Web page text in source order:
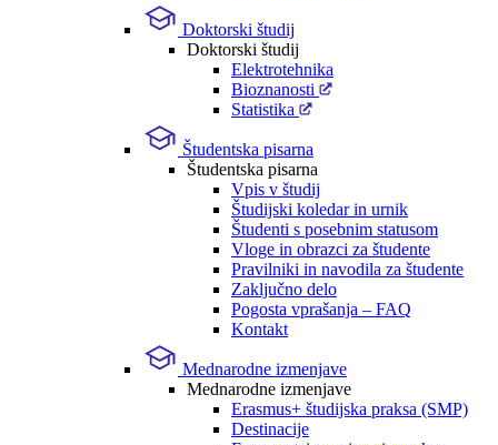
Doktorski študij
Doktorski študij
Elektrotehnika
Bioznanosti
Statistika
Študentska pisarna
Študentska pisarna
Vpis v študij
Študijski koledar in urnik
Študenti s posebnim statusom
Vloge in obrazci za študente
Pravilniki in navodila za študente
Zaključno delo
Pogosta vprašanja – FAQ
Kontakt
Mednarodne izmenjave
Mednarodne izmenjave
Erasmus+ študijska praksa (SMP)
Destinacije